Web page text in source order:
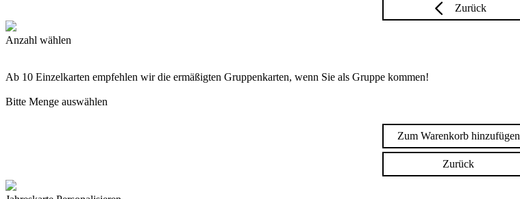
Zurück
Anzahl wählen
Ab 10 Einzelkarten empfehlen wir die ermäßigten Gruppenkarten, wenn Sie als Gruppe kommen!
Bitte Menge auswählen
Zum Warenkorb hinzufügen
Zurück